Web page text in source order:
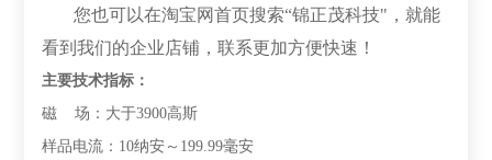
您也可以在淘宝网首页搜索“锦正茂科技" ，就能
看到我们的企业店铺 ，联系更加方便快速 ！
主要技术指标：
磁
场：大于3900高斯
样品电流： 10纳安～ 199.99毫安